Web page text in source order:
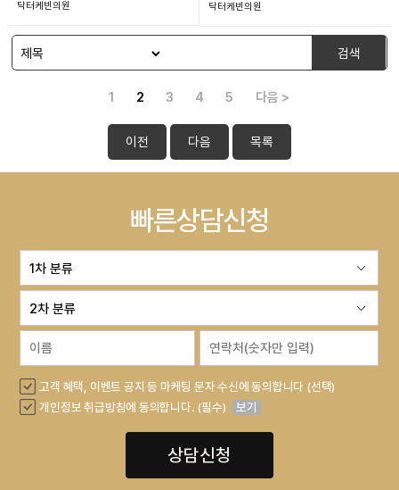
닥터케빈의원 닥터케빈의원
검색
1 2 3 4 5 다음 >
이전 다음 목록
빠른상담신청
고객 혜택, 이벤트 공지 등 마케팅 문자 수신에 동의합니다 (선택)
개인정보 취급방침에 동의합니다. (필수)
보기
상담신청